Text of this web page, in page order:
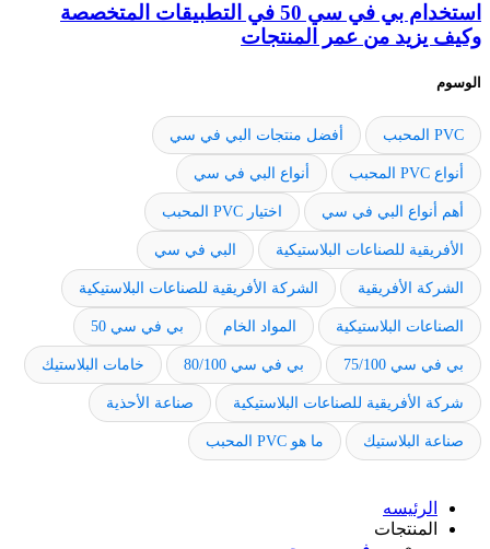
استخدام بي في سي 50 في التطبيقات المتخصصة
وكيف يزيد من عمر المنتجات
الوسوم
PVC المحبب أفضل منتجات البي في سي
أنواع PVC المحبب أنواع البي في سي
أهم أنواع البي في سي اختيار PVC المحبب
الأفريقية للصناعات البلاستيكية البي في سي
الشركة الأفريقية الشركة الأفريقية للصناعات البلاستيكية
الصناعات البلاستيكية المواد الخام بي في سي 50
بي في سي 75/100 بي في سي 80/100 خامات البلاستيك
شركة الأفريقية للصناعات البلاستيكية صناعة الأحذية
صناعة البلاستيك ما هو PVC المحبب
الرئيسه
المنتجات